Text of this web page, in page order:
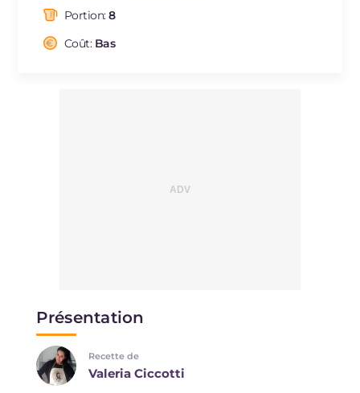
Portion:8
Coût: Bas
Présentation
Recette de
Valeria Ciccotti